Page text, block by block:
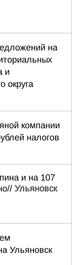
на
и
округа
компании
налогов
и на 107
Ульяновск
Ульяновск